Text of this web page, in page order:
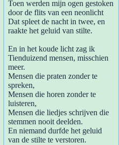
Toen werden mijn ogen gestoken
door de flits van een neonlicht
Dat spleet de nacht in twee, en
raakte het geluid van stilte.
En in het koude licht zag ik
Tienduizend mensen, misschien
meer.
Mensen die praten zonder te
spreken,
Mensen die horen zonder te
luisteren,
Mensen die liedjes schrijven die
stemmen nooit deelden.
En niemand durfde het geluid
van de stilte te verstoren.